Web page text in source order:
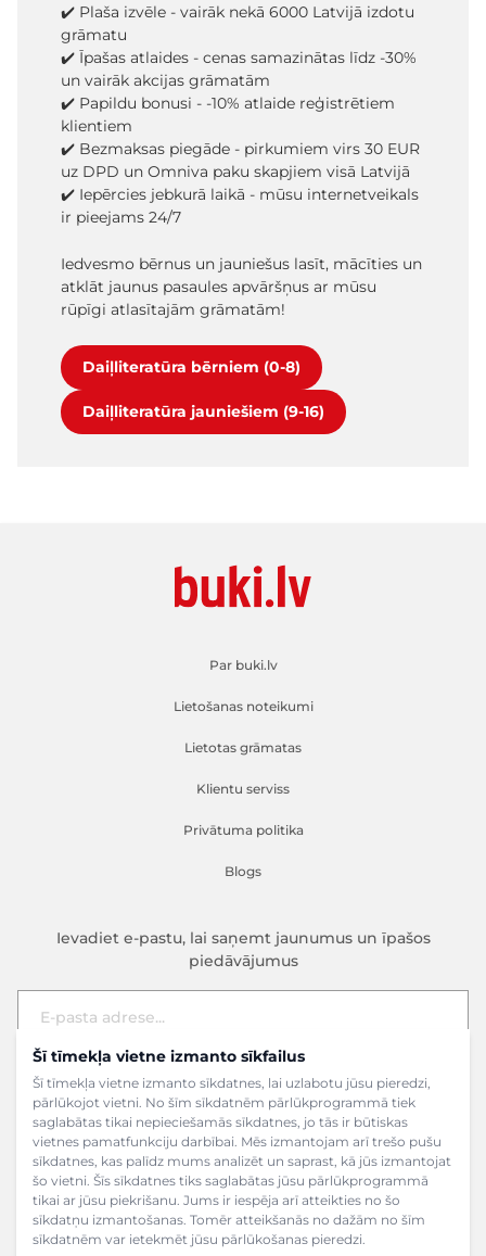
Šī tīmekļa vietne izmanto sīkfailus
Šī tīmekļa vietne izmanto sīkdatnes, lai uzlabotu jūsu pieredzi,
pārlūkojot vietni. No šīm sīkdatnēm pārlūkprogrammā tiek
saglabātas tikai nepieciešamās sīkdatnes, jo tās ir būtiskas
vietnes pamatfunkciju darbībai. Mēs izmantojam arī trešo pušu
sīkdatnes, kas palīdz mums analizēt un saprast, kā jūs izmantojat
šo vietni. Šīs sīkdatnes tiks saglabātas jūsu pārlūkprogrammā
tikai ar jūsu piekrišanu. Jums ir iespēja arī atteikties no šo
sīkdatņu izmantošanas. Tomēr atteikšanās no dažām no šīm
sīkdatnēm var ietekmēt jūsu pārlūkošanas pieredzi.
✔️ Plaša izvēle - vairāk nekā 6000 Latvijā izdotu
grāmatu
✔️ Īpašas atlaides - cenas samazinātas līdz -30%
un vairāk akcijas grāmatām
✔️ Papildu bonusi - -10% atlaide reģistrētiem
klientiem
✔️ Bezmaksas piegāde - pirkumiem virs 30 EUR
uz DPD un Omniva paku skapjiem visā Latvijā
✔️ Iepērcies jebkurā laikā - mūsu internetveikals
ir pieejams 24/7
Iedvesmo bērnus un jauniešus lasīt, mācīties un
atklāt jaunus pasaules apvāršņus ar mūsu
rūpīgi atlasītajām grāmatām!
Daiļliteratūra bērniem (0-8)
Daiļliteratūra jauniešiem (9-16)
Par buki.lv
Lietošanas noteikumi
Lietotas grāmatas
Klientu serviss
Privātuma politika
Blogs
Ievadiet e-pastu, lai saņemt jaunumus un īpašos
piedāvājumus
E-pasta adrese
Pieteikties